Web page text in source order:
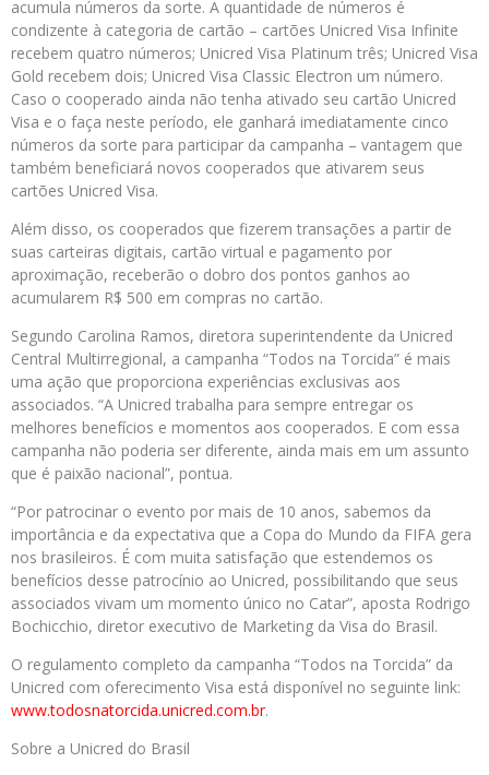
acumula números da sorte. A quantidade de números é
condizente à categoria de cartão – cartões Unicred Visa Infinite
recebem quatro números; Unicred Visa Platinum três; Unicred Visa
Gold recebem dois; Unicred Visa Classic Electron um número.
Caso o cooperado ainda não tenha ativado seu cartão Unicred
Visa e o faça neste período, ele ganhará imediatamente cinco
números da sorte para participar da campanha – vantagem que
também beneficiará novos cooperados que ativarem seus
cartões Unicred Visa.
Além disso, os cooperados que fizerem transações a partir de
suas carteiras digitais, cartão virtual e pagamento por
aproximação, receberão o dobro dos pontos ganhos ao
acumularem R$ 500 em compras no cartão.
Segundo Carolina Ramos, diretora superintendente da Unicred
Central Multirregional, a campanha “Todos na Torcida” é mais
uma ação que proporciona experiências exclusivas aos
associados. “A Unicred trabalha para sempre entregar os
melhores benefícios e momentos aos cooperados. E com essa
campanha não poderia ser diferente, ainda mais em um assunto
que é paixão nacional”, pontua.
“Por patrocinar o evento por mais de 10 anos, sabemos da
importância e da expectativa que a Copa do Mundo da FIFA gera
nos brasileiros. É com muita satisfação que estendemos os
benefícios desse patrocínio ao Unicred, possibilitando que seus
associados vivam um momento único no Catar”, aposta Rodrigo
Bochicchio, diretor executivo de Marketing da Visa do Brasil.
O regulamento completo da campanha “Todos na Torcida” da
Unicred com oferecimento Visa está disponível no seguinte link:
www.todosnatorcida.unicred.com.br.
Sobre a Unicred do Brasil